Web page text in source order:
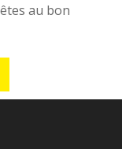
au bon